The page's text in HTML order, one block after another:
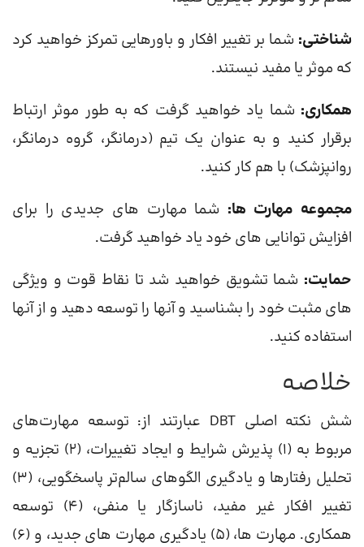
شناختی: شما بر تغییر افکار و باورهایی تمرکز خواهید کرد
که موثر یا مفید نیستند.
همکاری: شما یاد خواهید گرفت که به طور موثر ارتباط
برقرار کنید و به عنوان یک تیم (درمانگر، گروه درمانگر،
روانپزشک) با هم کار کنید.
مجموعه مهارت ها: شما مهارت های جدیدی را برای
افزایش توانایی های خود یاد خواهید گرفت.
حمایت: شما تشویق خواهید شد تا نقاط قوت و ویژگی
های مثبت خود را بشناسید و آنها را توسعه دهید و از آنها
استفاده کنید.
خلاصه
شش نکته اصلی DBT عبارتند از: توسعه مهارت‌های
مربوط به (1) پذیرش شرایط و ایجاد تغییرات، (2) تجزیه و
تحلیل رفتارها و یادگیری الگوهای سالم‌تر پاسخگویی، (3)
تغییر افکار غیر مفید، ناسازگار یا منفی، (4) توسعه
همکاری. مهارت ها، (5) یادگیری مهارت های جدید، و (6)